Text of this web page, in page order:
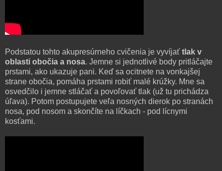
Podstatou tohto akupresúrneho cvičenia je vyvíjať tlak v
oblasti obočia a nosa. Jemne si jednotlivé body pritláčajte
prstami, ako ukazuje pani. Keď sa ocitnete na vonkajšej
strane obočia, pomáha prstami robiť malé krúžky. Mne sa
osvedčilo i jemne stláčať a povoľovať tlak (už tu prichádza
úľava). Potom postupujete veľa nosných dierok po stranách
nosa, pod nosom a skončíte na líčkach - pod lícnymi
kosťami.